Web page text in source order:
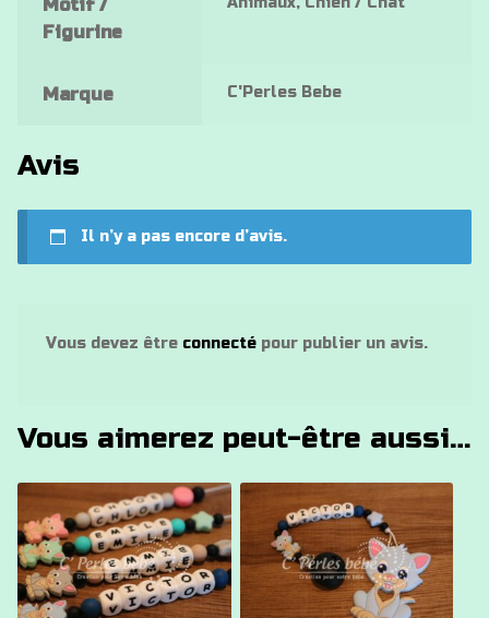
Motif /
Figurine
Marque C'Perles Bebe
Avis
Il n’y a pas encore d’avis.
Vous devez être connectépour publier un avis.
Vous aimerez peut-être aussi…
Ce
produit
a
plusieurs
variations.
Ce
produit
a
plusieurs
variations.